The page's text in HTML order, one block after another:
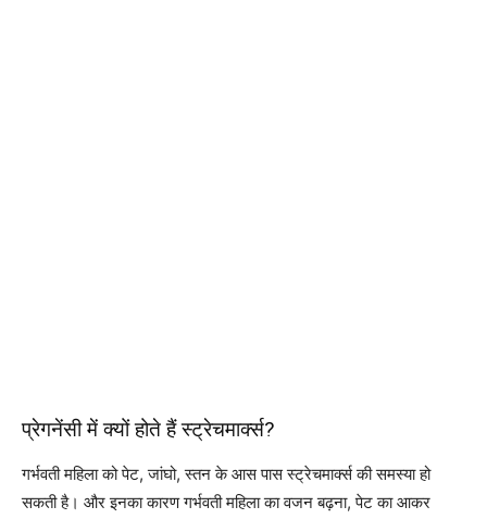
प्रेगनेंसी में क्यों होते हैं स्ट्रेचमार्क्स?
गर्भवती महिला को पेट, जांघो, स्तन के आस पास स्ट्रेचमार्क्स की समस्या हो
सकती है। और इनका कारण गर्भवती महिला का वजन बढ़ना, पेट का आकर